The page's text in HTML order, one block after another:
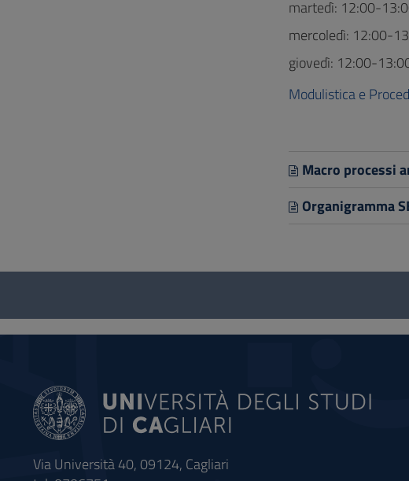
martedì: 12:00-
mercoledì: 12:00-
giovedì: 12:00-
Modulistica e
Macro processi
Organigramma
Questionario
social
Via Università 40, 09124, Cagliari